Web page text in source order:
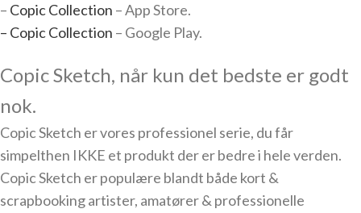
– Copic Collection – App Store.
– Copic Collection – Google Play.
Copic Sketch, når kun det bedste er godt
nok.
Copic Sketch er vores professionel serie, du får
simpelthen IKKE et produkt der er bedre i hele verden.
Copic Sketch er populære blandt både kort &
scrapbooking artister, amatører & professionelle